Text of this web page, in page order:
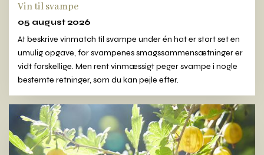
Vin til svampe
05 august 2026
At beskrive vinmatch til svampe under én hat er stort set en
umulig opgave, for svampenes smagssammensætninger er
vidt forskellige. Men rent vinmæssigt peger svampe i nogle
bestemte retninger, som du kan pejle efter.